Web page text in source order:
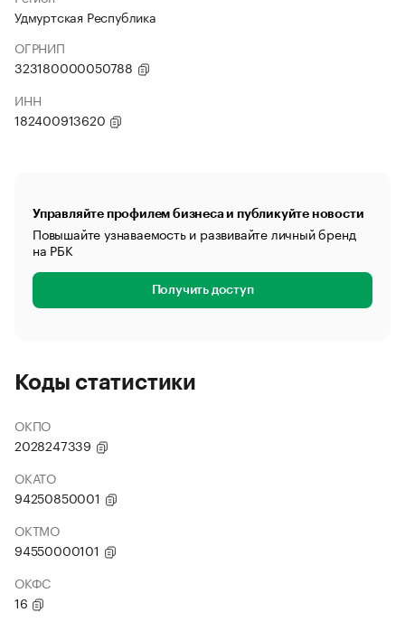
Удмуртская Республика
ОГРНИП
323180000050788
ИНН
182400913620
Управляйте профилем бизнеса и публикуйте новости
Повышайте узнаваемость и развивайте личный бренд
на РБК
Получить доступ
Коды статистики
ОКПО
2028247339
ОКАТО
94250850001
ОКТМО
94550000101
ОКФС
16